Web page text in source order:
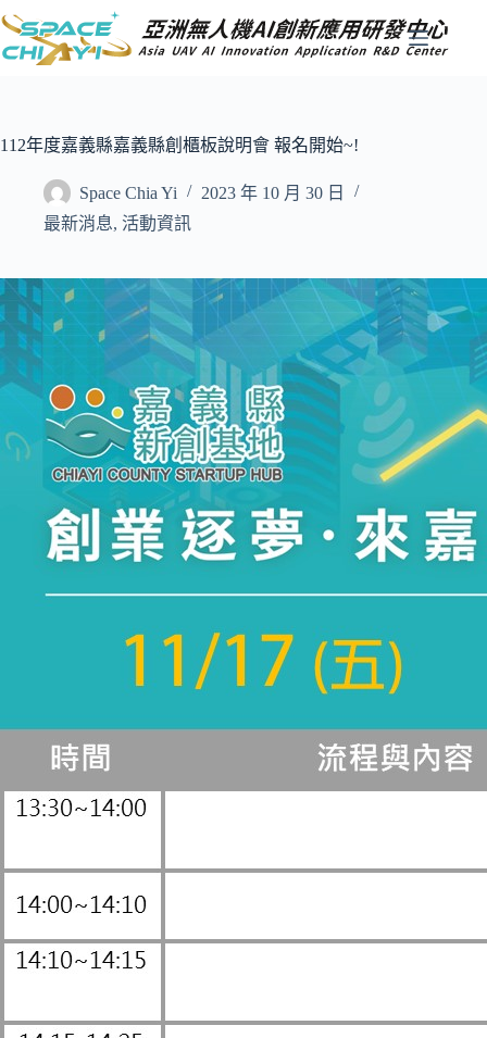
跳
主
容
112年度嘉義縣嘉義縣創櫃板說明會 報名開始~!
Space Chia Yi
2023 年 10 月 30 日
最新消息, 活動資訊